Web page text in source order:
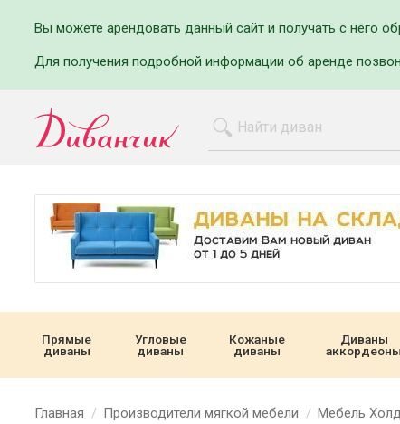
Вы можете арендовать данный сайт и получать с него
Для получения подробной информации об аренде
Прямые
диваны
Угловые
диваны
Кожаные
диваны
Диваны
аккордеоны
Главная Производители мягкой мебели Мебель